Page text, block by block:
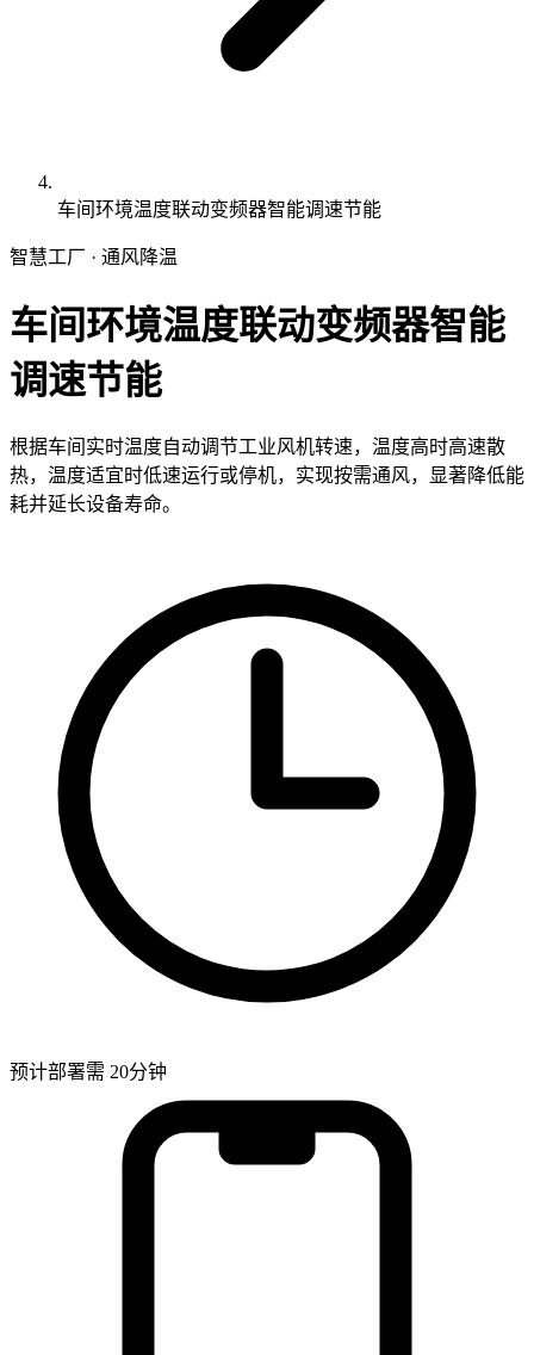
车间环境温度联动变频器智能调速节能
智慧工厂 · 通风降温
车间环境温度联动变频器智能
调速节能
根据车间实时温度自动调节工业风机转速，温度高时高速散
热，温度适宜时低速运行或停机，实现按需通风，显著降低能
耗并延长设备寿命。
预计部署需 20分钟